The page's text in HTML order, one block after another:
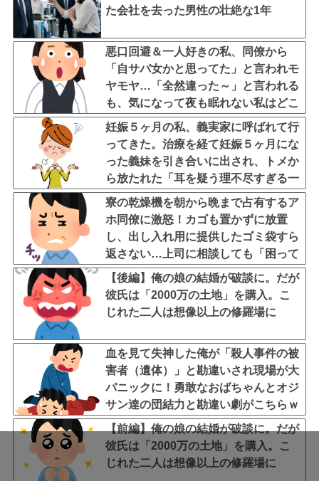
た会社を去った男性の壮絶な1年
悪口回避＆一人好きの私、同僚から
「自サバ女かと思ってた」と言われモ
ヤモヤ…「全然違った～」と言われる
も、気になって夜も眠れない私はどこ
がサバサバ？←ネチネチ気にしてる時
点で自サバじゃない
妊娠５ヶ月の私、義実家に呼ばれて行
ってきた。治療を経て妊娠５ヶ月にな
った義妹を引き合いに出され、トメか
ら放たれた「耳を疑う理不尽すぎる一
言」に愕然←妊娠時期の操作とか超能
力者かよ
寮の乾燥機を朝から晩まで占有するア
ホ同僚に激怒！カゴも置かずに放置
し、出し入れ用に提供したゴミ袋すら
返さない…上司に相談しても「困って
るのはお前だけだから我慢しろ」←は
ぁ？！
【後編】俺の娘の結婚が破談に。だが
彼氏は「2000万の土地」を購入。こ
じれた二人は想像以上の修羅場に
血を見て失神した俺が「殺人事件の被
害者（遺体）」と勘違いされ現場が大
パニックに！勇敢なおばちゃんとオジ
サン達の団結力と勘違い劇がこちらｗ
ｗ
【前編】俺の娘の結婚が破談に。だが
彼氏は「2000万の土地」を購入。こ
じれた二人は想像以上の修羅場に